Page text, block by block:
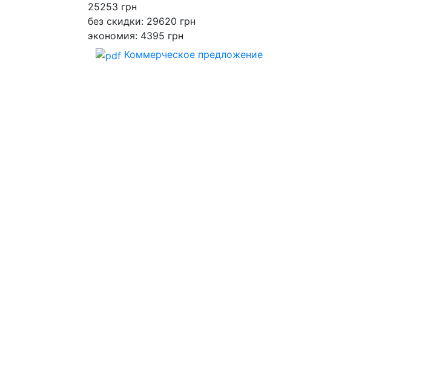
25253 грн
без скидки: 29620 грн
экономия: 4395 грн
Коммерческое предложение